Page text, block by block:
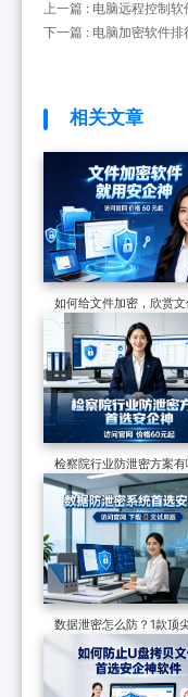
上一篇 : 电脑远程控制
控电脑超有效
下一篇 : 电脑加密软件
相关文章
如何给文件加密，欣赏文
软件的7个防泄密措施，
可审计
检察院行业防泄密方案有
制度和软件技术的构建，
国检察院批量部署
数据泄密怎么防？1款顶
级数据防泄漏系统力荐，